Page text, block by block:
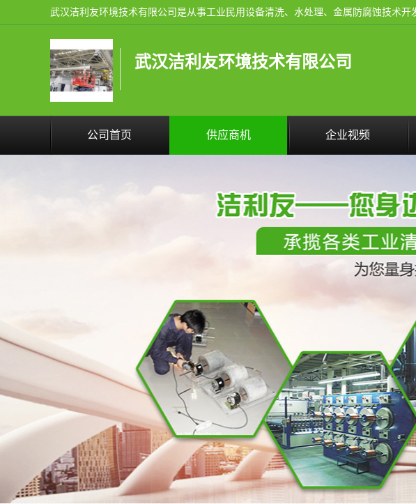
武汉洁利友环境技术有限公司
公司首页 供应商机 企业视频